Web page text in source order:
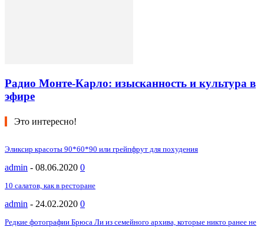
Радио Монте-Карло: изысканность и культура в
эфире
Это интересно!
Эликсир красоты 90*60*90 или грейпфрут для похудения
admin - 08.06.2020 0
10 салатов, как в ресторане
admin - 24.02.2020 0
Редкие фотографии Брюса Ли из семейного архива, которые никто ранее не